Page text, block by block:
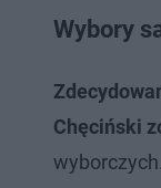
Wybory
Chęciński
wyborczych.